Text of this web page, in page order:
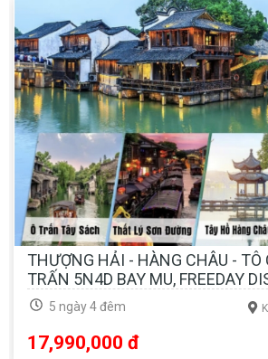
THƯỢNG HẢI - HÀNG CHÂU - TÔ
TRẤN 5N4D BAY MU, FREEDAY
5 ngày 4 đêm
17,990,000 đ